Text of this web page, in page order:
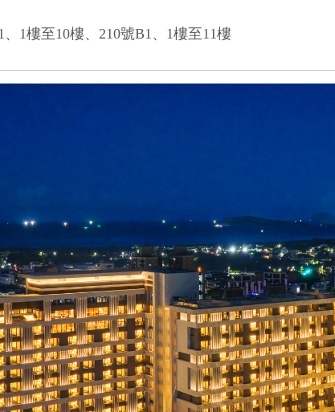
1樓至10樓、210號B1、1樓至11樓